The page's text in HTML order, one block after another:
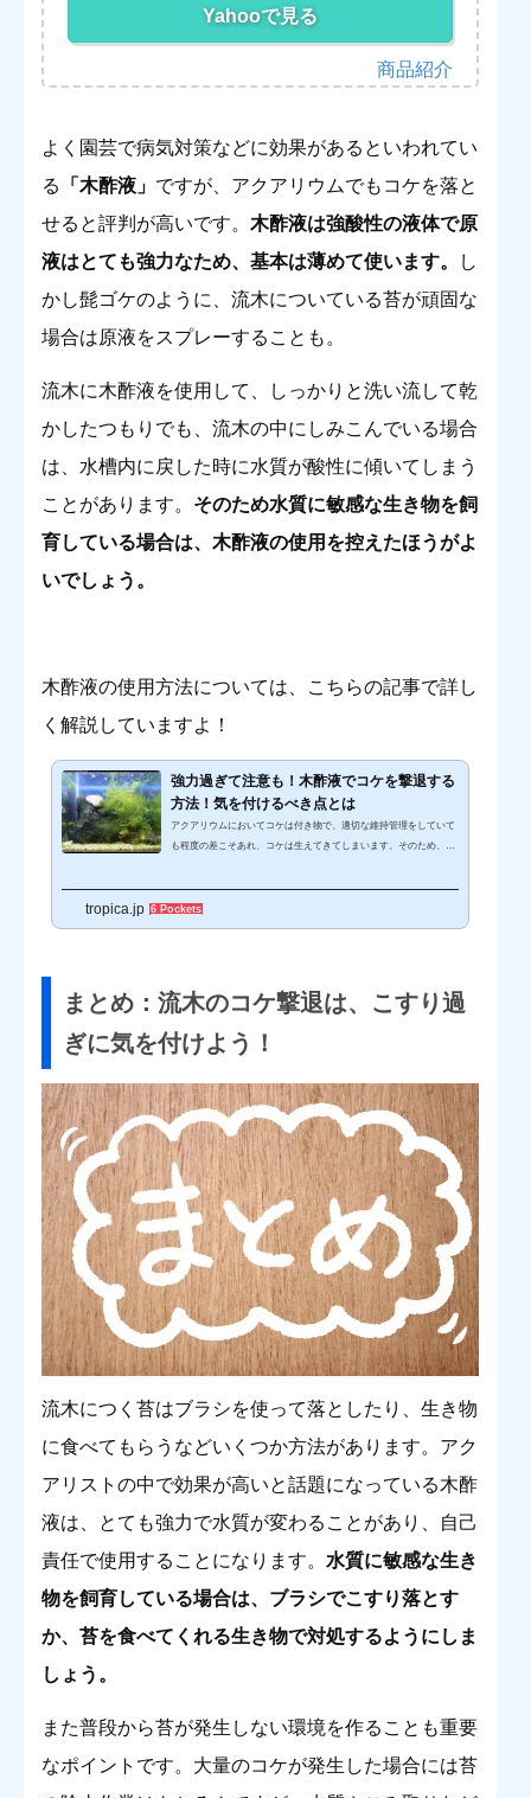
Yahooで見る
よく園芸で病気対策などに効果があるといわれてい
る
「木酢液」 ですが、アクアリウムでもコケを落と
せると評判が高いです。 木酢液は強酸性の液体で原
液はとても強力なため、基本は薄めて使います。
し
かし髭ゴケのように、流木についている苔が頑固な
場合は原液をスプレーすることも。
流木に木酢液を使用して、しっかりと洗い流して乾
かしたつもりでも、流木の中にしみこんでいる場合
は、水槽内に戻した時に水質が酸性に傾いてしまう
ことがあります。 そのため水質に敏感な生き物を飼
育している場合は、木酢液の使用を控えたほうがよ
いでしょう。
木酢液の使用方法については、こちらの記事で詳し
く解説していますよ！
強力過ぎて注意も！木酢液でコケを撃退する
方法！気を付けるべき点とは
アクアリウムにおいてコケは付き物で、適切な維持管理をしていて
も程度の差こそあれ、コケは生えてきてしまいます。そのため、ア
はないでしょうか。さて、皆さんは「木酢液」と呼ばれる液体をご
tropica.jp 6 Pockets
まとめ：流木のコケ撃退は、こすり過
ぎに気を付けよう！
流木につく苔はブラシを使って落としたり、生き物
に食べてもらうなどいくつか方法があります。アク
アリストの中で効果が高いと話題になっている木酢
液は、とても強力で水質が変わることがあり、自己
責任で使用することになります。 水質に敏感な生き
物を飼育している場合は、ブラシでこすり落とす
か、苔を食べてくれる生き物で対処するようにしま
しょう。
また普段から苔が発生しない環境を作ることも重要
なポイントです。大量のコケが発生した場合には苔